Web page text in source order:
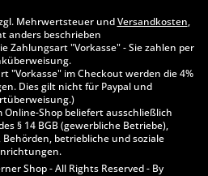
Mehrwertsteuer undVersandkosten,
anders beschrieben
Zahlungsart "Vorkasse" - Sie zahlen per
"Vorkasse" im Checkout werden die 4%
Dies gilt nicht für Paypal und
Online-Shop beliefert ausschließlich
§ 14 BGB (gewerbliche Betriebe),
betriebliche und soziale
Shop - All Rights Reserved - By